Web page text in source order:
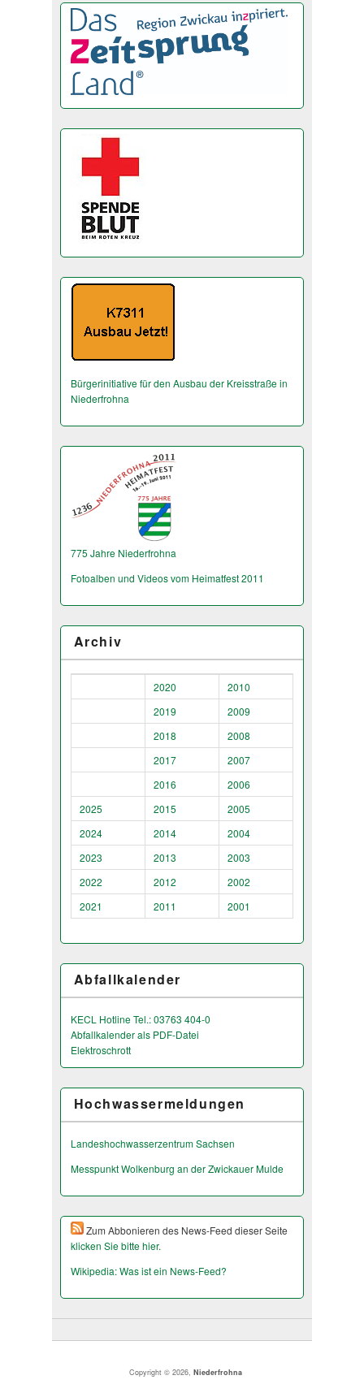
Bürgerinitiative für den Ausbau der Kreisstraße in
Niederfrohna
775 Jahre Niederfrohna
Fotoalben und Videos vom Heimatfest 2011
Archiv
2020
2010
2019
2009
2018
2008
2017
2007
2016
2006
2025
2015
2005
2024
2014
2004
2023
2013
2003
2022
2012
2002
2021
2011 2001
Abfallkalender
KECL Hotline Tel.: 03763 404-0
Abfallkalender als PDF-Datei
Elektroschrott
Hochwassermeldungen
Landeshochwas­serzentrum Sachsen
Messpunkt Wolkenburg an der Zwickauer Mulde
Zum Abbonieren des News-Feed dieser Seite
klicken Sie bitte hier.
Wikipedia: Was ist ein News-Feed?
Copyright © 2026,Niederfrohna